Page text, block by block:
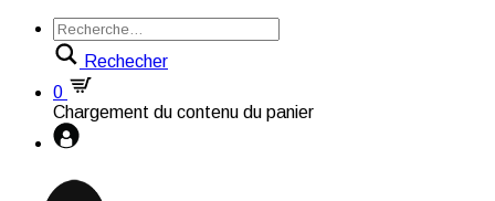
Rechecher
0
Chargement du contenu du panier